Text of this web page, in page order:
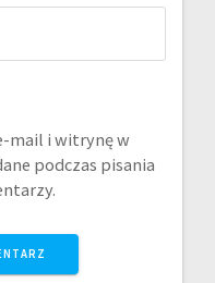
mail i witrynę w
podczas pisania